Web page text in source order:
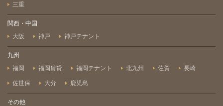
三重
関西・中国
大阪
神戸 神戸テナント
九州
福岡
福岡賃貸 福岡テナント 北九州 佐賀 長崎
佐世保 大分 鹿児島
その他